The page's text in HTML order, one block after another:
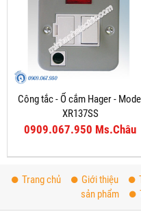
Công tắc - Ổ cắm Hager -
XR137SS
0909.067.950 Ms.Châu
Trang chủ Giới thiệu
sản phẩm